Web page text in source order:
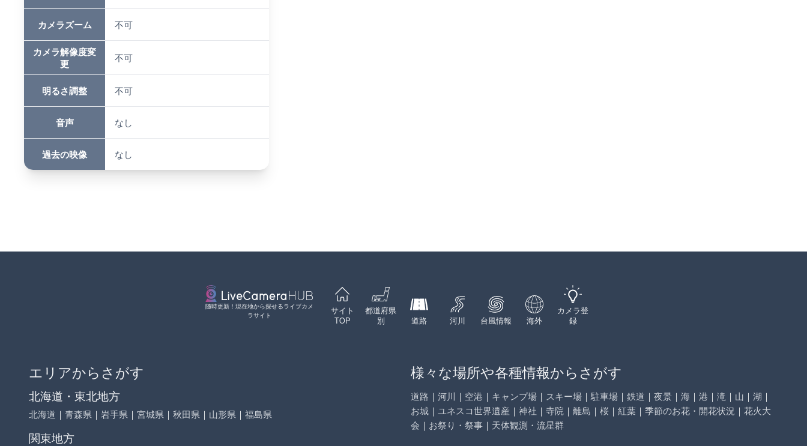
カメラズーム 不可
カメラ解像度変
更
不可
明るさ調整 不可
音声 なし
過去の映像 なし
随時更新！現在地から探せるライブカメ
ラサイト
サイト
TOP
都道府県
別
道路 河川 台風情報 海外
カメラ登
録
エリアからさがす
北海道・東北地方
北海道 ｜ 青森県 ｜ 岩手県 ｜ 宮城県 ｜ 秋田県 ｜ 山形県 ｜ 福島県
関東地方
様々な場所や各種情報からさがす
道路 ｜ 河川 ｜ 空港 ｜ キャンプ場 ｜ スキー場 ｜ 駐車場 ｜ 鉄道 ｜ 夜景 ｜ 海 ｜ 港 ｜ 滝 ｜ 山 ｜ 湖 ｜
お城 ｜ ユネスコ世界遺産 ｜ 神社 ｜ 寺院 ｜ 離島 ｜ 桜 ｜ 紅葉 ｜ 季節のお花・開花状況 ｜ 花火大
会 ｜ お祭り・祭事 ｜ 天体観測・流星群